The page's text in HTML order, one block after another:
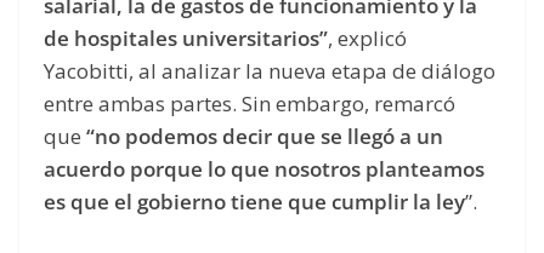
salarial, la de gastos de funcionamiento y la
de hospitales universitarios”, explicó
Yacobitti, al analizar la nueva etapa de diálogo
entre ambas partes. Sin embargo, remarcó
que “no podemos decir que se llegó a un
acuerdo porque lo que nosotros planteamos
es que el gobierno tiene que cumplir la ley”.